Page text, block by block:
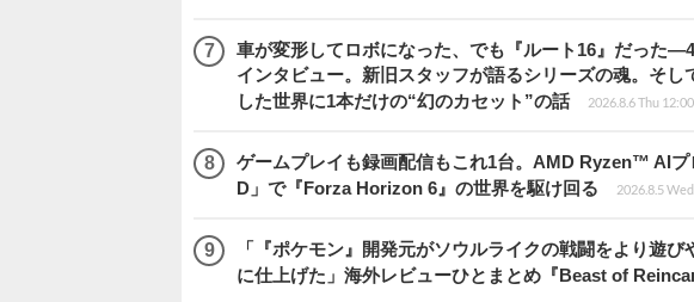
車が変形してロボになった、でも『ルート16』だった
インタビュー。新旧スタッフが語るシリーズの魂。そ
した世界に1本だけの“幻のカセット”の話
2026.8.6 Thu 12:00
ゲームプレイも録画配信もこれ1台。AMD Ryzen™ AI
D」で『Forza Horizon 6』の世界を駆け回る
2026.8.5
「『ポケモン』開発元がソウルライクの戦闘をより遊
に仕上げた」海外レビューひとまとめ『Beast of